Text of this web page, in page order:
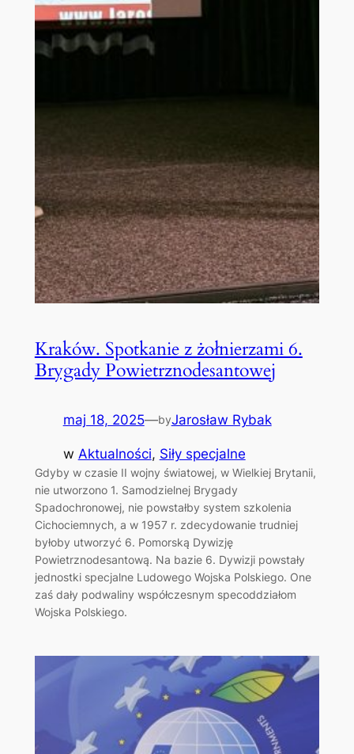
Kraków. Spotkanie z żołnierzami 6.
Brygady Powietrznodesantowej
maj 18, 2025—byJarosław Rybak
w Aktualności, Siły specjalne
Gdyby w czasie II wojny światowej, w Wielkiej Brytanii,
nie utworzono 1. Samodzielnej Brygady
Spadochronowej, nie powstałby system szkolenia
Cichociemnych, a w 1957 r. zdecydowanie trudniej
byłoby utworzyć 6. Pomorską Dywizję
Powietrznodesantową. Na bazie 6. Dywizji powstały
jednostki specjalne Ludowego Wojska Polskiego. One
zaś dały podwaliny współczesnym specoddziałom
Wojska Polskiego.